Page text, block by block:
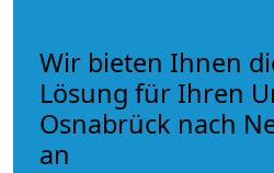
Wir bieten Ihnen
Lösung für Ihren
Osnabrück nach
an